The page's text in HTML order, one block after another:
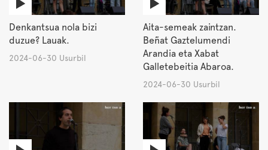
Denkantsua nola bizi
duzue? Lauak.
2024-06-30 Usurbil
Aita-semeak zaintzan.
Beñat Gaztelumendi
Arandia eta Xabat
Galletebeitia Abaroa.
2024-06-30 Usurbil